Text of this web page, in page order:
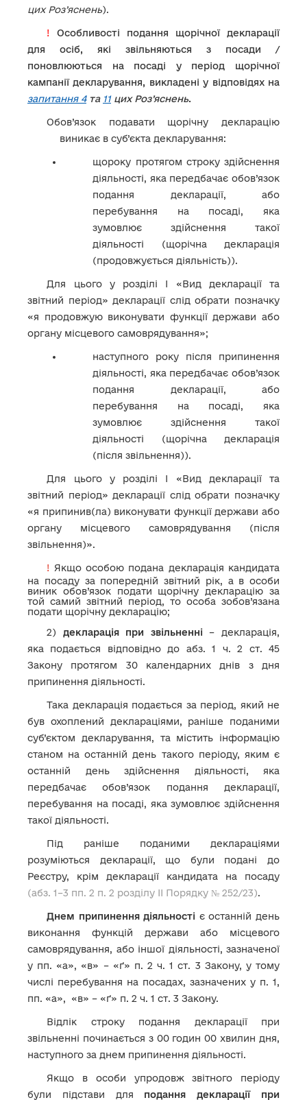
цих Роз’яснень).
! Особливості подання щорічної декларації
для осіб, які звільняються з посади /
поновлюються на посаді у період щорічної
кампанії декларування, викладені у відповідях на
запитання 4та 11цих Роз’яснень.
Обов’язок подавати щорічну декларацію
виникає в суб’єкта декларування:
щороку протягом строку здійснення
діяльності, яка передбачає обов’язок
подання декларації, або
перебування на посаді, яка
зумовлює здійснення такої
діяльності (щорічна декларація
(продовжується діяльність)).
Для цього у розділі І «Вид декларації та
звітний період» декларації слід обрати позначку
«я продовжую виконувати функції держави або
органу місцевого самоврядування»;
наступного року після припинення
діяльності, яка передбачає обов’язок
подання декларації, або
перебування на посаді, яка
зумовлює здійснення такої
діяльності (щорічна декларація
(після звільнення)).
Для цього у розділі І «Вид декларації та
звітний період» декларації слід обрати позначку
«я припинив(ла) виконувати функції держави або
органу місцевого самоврядування (після
звільнення)».
! Якщо особою подана декларація кандидата
на посаду за попередній звітний рік, а в особи
виник обов’язок подати щорічну декларацію за
той самий звітний період, то особа зобов’язана
подати щорічну декларацію;
2) декларація при звільненні – декларація,
яка подається відповідно до абз. 1 ч. 2 ст. 45
Закону протягом 30 календарних днів з дня
припинення діяльності.
Така декларація подається за період, який не
був охоплений деклараціями, раніше поданими
суб’єктом декларування, та містить інформацію
станом на останній день такого періоду, яким є
останній день здійснення діяльності, яка
передбачає обов’язок подання декларації,
перебування на посаді, яка зумовлює здійснення
такої діяльності.
Під раніше поданими деклараціями
розуміються декларації, що були подані до
Реєстру, крім декларації кандидата на посаду
(абз. 1–3 пп. 2 п. 2 розділу ІІ Порядку № 252/23).
Днем припинення діяльності є останній день
виконання функцій держави або місцевого
самоврядування, або іншої діяльності, зазначеної
у пп. «а», «в» – «ґ» п. 2 ч. 1 ст. 3 Закону, у тому
числі перебування на посадах, зазначених у п. 1,
пп. «а», «в» – «ґ» п. 2 ч. 1 ст. 3 Закону.
Відлік строку подання декларації при
звільненні починається з 00 годин 00 хвилин дня,
наступного за днем припинення діяльності.
Якщо в особи упродовж звітного періоду
були підстави для подання декларації при